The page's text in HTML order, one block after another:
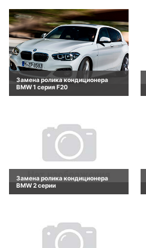
Замена ролика кондиционера
BMW 1 серия F20
Замена ролика кондиционера
BMW 2 серии